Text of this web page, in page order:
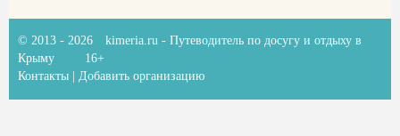
© 2013 - 2026 kimeria.ru - Путеводитель по досугу и отдыху в
Крыму
16+
Контакты
Добавить организацию